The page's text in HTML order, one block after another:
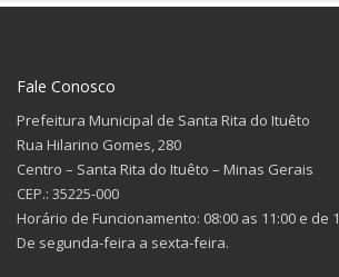
Fale Conosco
Prefeitura Municipal de Santa Rita do Ituêto
Rua Hilarino Gomes, 280
Centro – Santa Rita do Ituêto – Minas Gerais
CEP.: 35225-000
Horário de Funcionamento: 08:00 as 11:00 e de
De segunda-feira a sexta-feira.